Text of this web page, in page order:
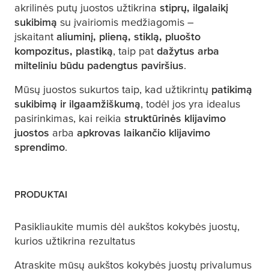
akrilinės putų juostos užtikrina stiprų, ilgalaikį
sukibimą su įvairiomis medžiagomis –
įskaitant aliuminį, plieną, stiklą, pluošto
kompozitus, plastiką, taip pat dažytus arba
milteliniu būdu padengtus paviršius.
Mūsų juostos sukurtos taip, kad užtikrintų patikimą
sukibimą ir ilgaamžiškumą, todėl jos yra idealus
pasirinkimas, kai reikia struktūrinės klijavimo
juostos arba apkrovas laikančio klijavimo
sprendimo.
PRODUKTAI
Pasikliaukite mumis dėl aukštos kokybės juostų,
kurios užtikrina rezultatus
Atraskite mūsų aukštos kokybės juostų privalumus